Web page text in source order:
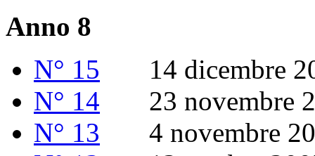
Anno 8
N° 15 14 dicembre
N° 14 23 novembre
N° 13 4 novembre